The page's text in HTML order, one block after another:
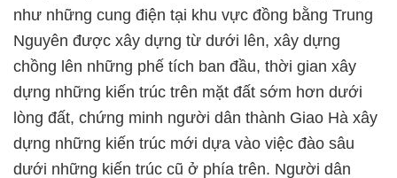
như những cung điện tại khu vực đồng bằng Trung
Nguyên được xây dựng từ dưới lên, xây dựng
chồng lên những phế tích ban đầu, thời gian xây
dựng những kiến trúc trên mặt đất sớm hơn dưới
lòng đất, chứng minh người dân thành Giao Hà xây
dựng những kiến trúc mới dựa vào việc đào sâu
dưới những kiến trúc cũ ở phía trên. Người dân